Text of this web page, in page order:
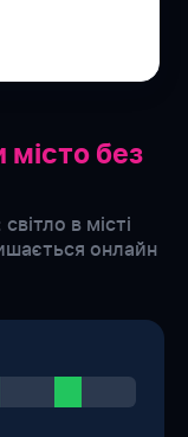
місто без
в місті
онлайн